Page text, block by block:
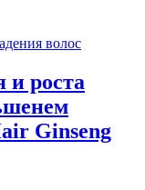
волос
и роста
Ginseng